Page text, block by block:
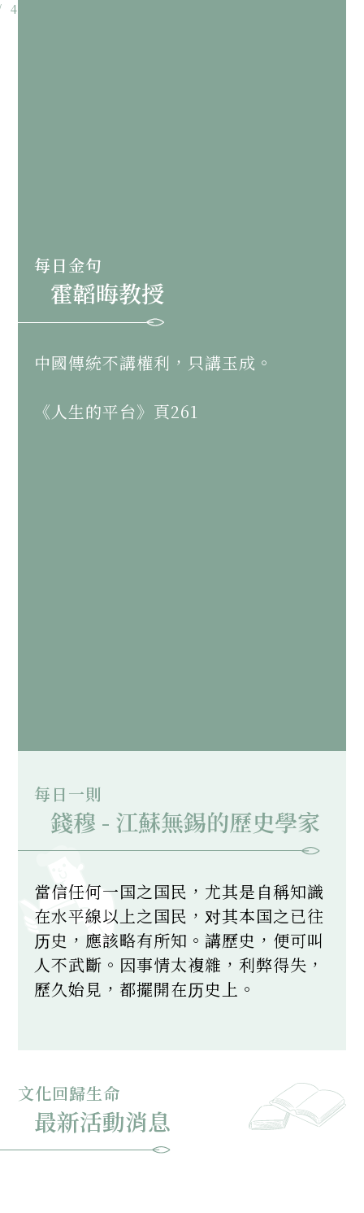
4
每日金句
霍韜晦教授
中國傳統不講權利，只講玉成。
《人生的平台》頁261
每日一則
錢穆 - 江蘇無錫的歷史學家
當信任何一国之国民，尤其是自稱知識
在水平線以上之国民，对其本国之已往
历史，應該略有所知。講歷史，便可叫
人不武斷。因事情太複雜，利弊得失，
歷久始見，都擺開在历史上。
港新亞書院、新亞研究所及新亞中學的
共同創辦人。錢穆畢生弘揚中國傳統文
化，高舉現代新儒家的旗幟，在海內外
產生了巨大影響。其著述頗豐，專著多
文化回歸生命
最新活動消息